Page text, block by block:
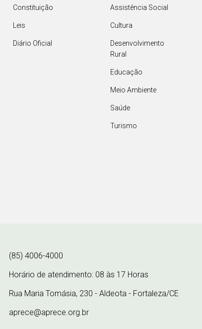
Constituição
Leis
Diário Oficial
Assistência Social
Cultura
Desenvolvimento
Rural
Educação
Meio Ambiente
Saúde
Turismo
(85) 4006-4000
Horário de atendimento: 08 às 17 Horas
Rua Maria Tomásia, 230 - Aldeota - Fortaleza/CE
aprece@aprece.org.br